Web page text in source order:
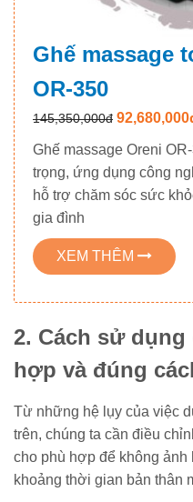
Ghế massage
OR-350
145,350,000đ
Ghế massage Oreni
trọng, ứng dụng công
hỗ trợ chăm sóc sức
gia đình
XEM THÊM
2. Cách sử dụng
hợp và đúng
Từ những hệ lụy của việc
trên, chúng ta cần điều
cho phù hợp để không
khoảng thời gian bản thân